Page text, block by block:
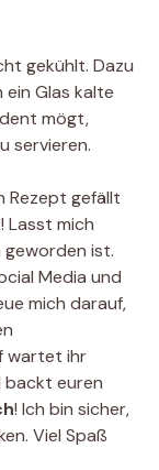
gekühlt. Dazu
ein Glas kalte
mögt,
servieren.
Rezept gefällt
Lasst mich
geworden ist.
Media und
mich darauf,
wartet ihr
backt euren
! Ich bin sicher,
Viel Spaß